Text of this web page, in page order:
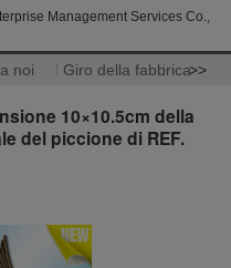
Management Services Co.,
noi Giro della fabbrica>>
10×10.5cm della
del piccione di REF.